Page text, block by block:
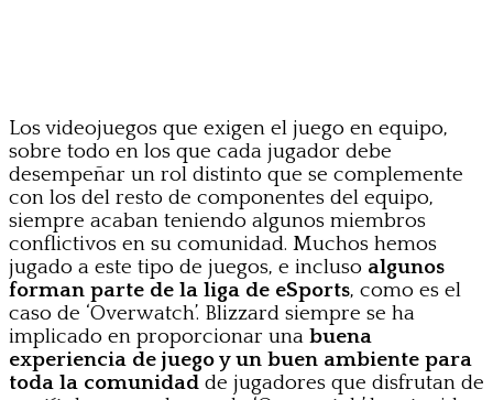
Los videojuegos que exigen el juego en equipo,
sobre todo en los que cada jugador debe
desempeñar un rol distinto que se complemente
con los del resto de componentes del equipo,
siempre acaban teniendo algunos miembros
conflictivos en su comunidad. Muchos hemos
jugado a este tipo de juegos, e incluso algunos
forman parte de la liga de eSports, como es el
caso de ‘Overwatch’. Blizzard siempre se ha
implicado en proporcionar una buena
experiencia de juego y un buen ambiente para
toda la comunidad de jugadores que disfrutan de